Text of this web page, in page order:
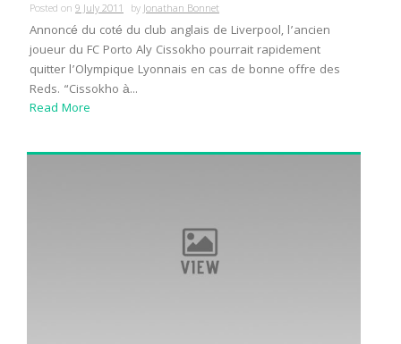
Posted on 9 July 2011 byJonathan Bonnet
Annoncé du coté du club anglais de Liverpool, l’ancien
joueur du FC Porto Aly Cissokho pourrait rapidement
quitter l’Olympique Lyonnais en cas de bonne offre des
Reds. “Cissokho à...
Read More